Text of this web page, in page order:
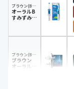
ブラウン(Braun)
オーラルB
すみずみク
ブラウン(Braun)
ブラウン
オーラルB